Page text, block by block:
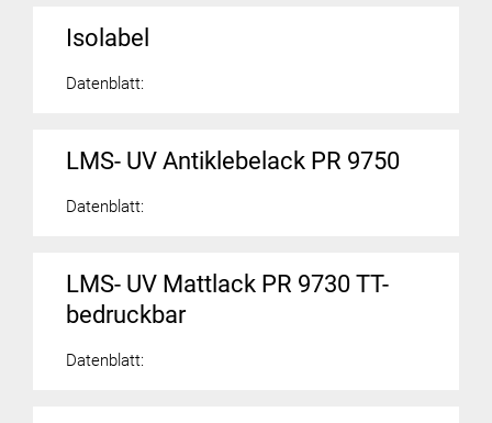
Isolabel
Datenblatt:
LMS- UV Antiklebelack PR 9750
Datenblatt:
LMS- UV Mattlack PR 9730 TT-
bedruckbar
Datenblatt: